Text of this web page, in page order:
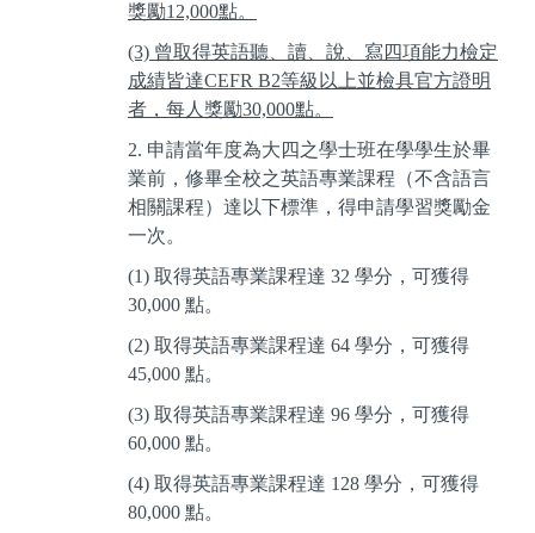
獎勵12,000點。
(3) 曾取得英語聽、讀、說、寫四項能力檢定
成績皆達CEFR B2等級以上並檢具官方證明
者，每人獎勵30,000點。
2. 申請當年度為大四之學士班在學學生於畢
業前，修畢全校之英語專業課程（不含語言
相關課程）達以下標準，得申請學習獎勵金
一次。
(1) 取得英語專業課程達 32 學分，可獲得
30,000 點。
(2) 取得英語專業課程達 64 學分，可獲得
45,000 點。
(3) 取得英語專業課程達 96 學分，可獲得
60,000 點。
(4) 取得英語專業課程達 128 學分，可獲得
80,000 點。